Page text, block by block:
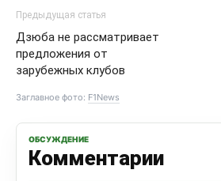
Предыдущая статья
Дзюба не рассматривает
предложения от
зарубежных клубов
Заглавное фото: F1News
ОБСУЖДЕНИЕ
Комментарии